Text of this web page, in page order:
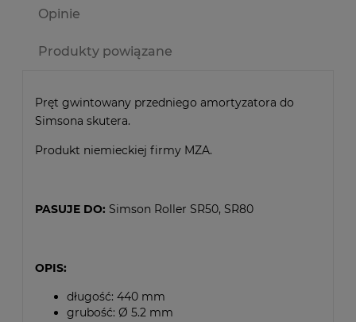
Opinie
Produkty powiązane
Pręt gwintowany przedniego amortyzatora do
Simsona skutera.
Produkt niemieckiej firmy MZA.
PASUJE DO: Simson Roller SR50, SR80
OPIS:
długość: 440 mm
grubość: Ø 5.2 mm